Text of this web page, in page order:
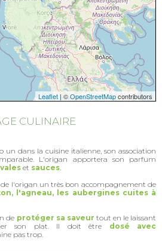
Leaflet | ©OpenStreetMapcontributors
CULINAIRE
dans la cuisine italienne, son association
L'origan apportera son parfum
et sauces.
de l'origan un très bon accompagnement de
l'agneau, les aubergines cuites à
de protéger sa saveur tout en le laissant
son plat. Il doit être dosé avec
pas trop.